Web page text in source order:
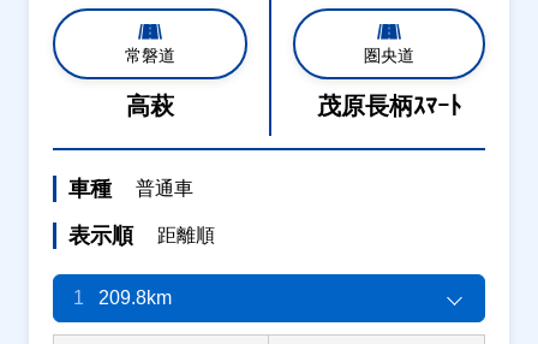
常磐道
高萩
圏央道
茂原長柄ｽﾏｰﾄ
車種 普通車
表示順 距離順
1 209.8km